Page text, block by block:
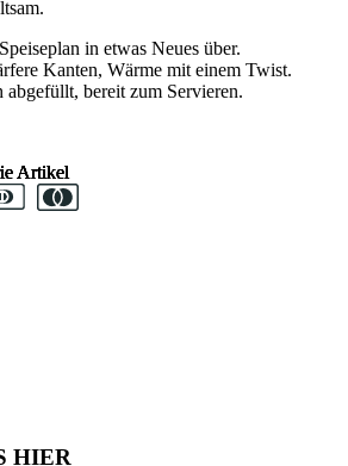
in etwas Neues über.
Kanten, Wärme mit einem Twist.
abgefüllt, bereit zum Servieren.
HIER